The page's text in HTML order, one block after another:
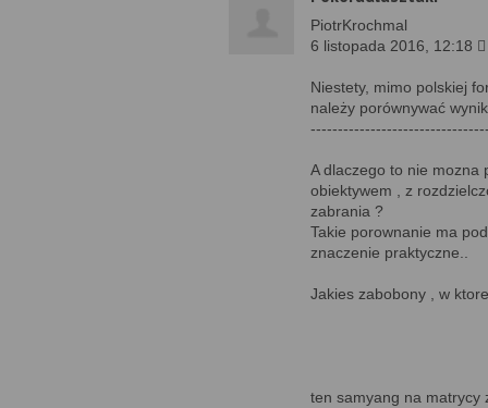
PiotrKrochmal
6 listopada 2016, 12:18 
Niestety, mimo polskiej
należy porównywać
A dlaczego to nie mozna
obiektywem , z
zabrania ?
Takie porownanie ma
znaczenie praktyczne..
Jakies zabobony , w
ten samyang na matrycy